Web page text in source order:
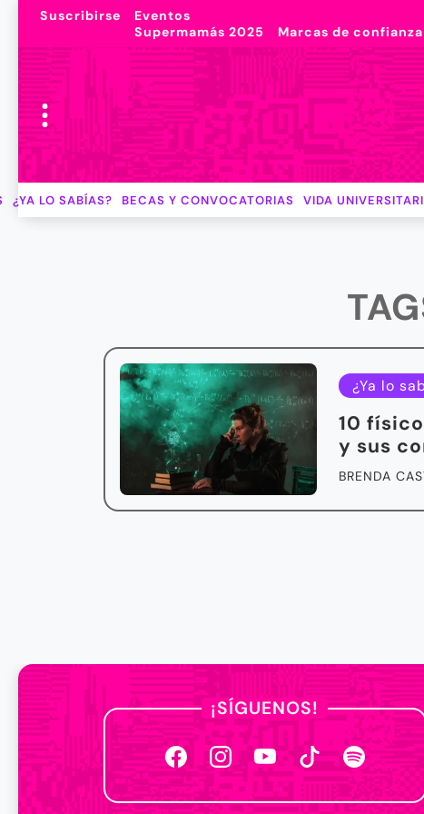
Suscribirse
Eventos
Supermamás 2025
Marcas de
¿YA LO SABÍAS? BECAS Y CONVOCATORIAS VIDA
¿Ya lo
10
y sus
BRENDA
¡SÍGUENOS!